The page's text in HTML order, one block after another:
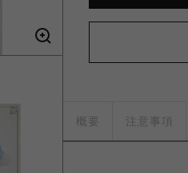
概要 注意事項